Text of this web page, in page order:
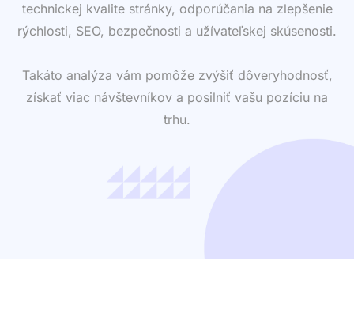
technickej kvalite stránky, odporúčania na zlepšenie
rýchlosti, SEO, bezpečnosti a užívateľskej skúsenosti.
Takáto analýza vám pomôže zvýšiť dôveryhodnosť,
získať viac návštevníkov a posilniť vašu pozíciu na
trhu.